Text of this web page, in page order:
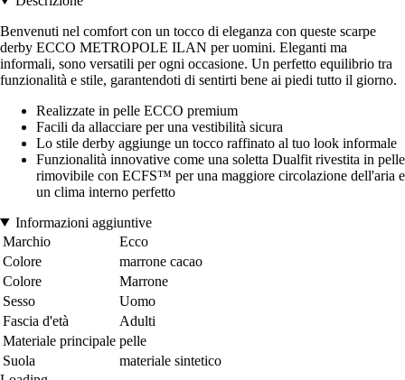
Benvenuti nel comfort con un tocco di eleganza con queste scarpe
derby ECCO METROPOLE ILAN per uomini. Eleganti ma
informali, sono versatili per ogni occasione. Un perfetto equilibrio tra
funzionalità e stile, garantendoti di sentirti bene ai piedi tutto il giorno.
Realizzate in pelle ECCO premium
Facili da allacciare per una vestibilità sicura
Lo stile derby aggiunge un tocco raffinato al tuo look informale
Funzionalità innovative come una soletta Dualfit rivestita in pelle
rimovibile con ECFS™ per una maggiore circolazione dell'aria e
un clima interno perfetto
Informazioni aggiuntive
Marchio
Ecco
Colore
marrone cacao
Colore
Marrone
Sesso
Uomo
Fascia d'età
Adulti
Materiale principale pelle
Suola
materiale sintetico